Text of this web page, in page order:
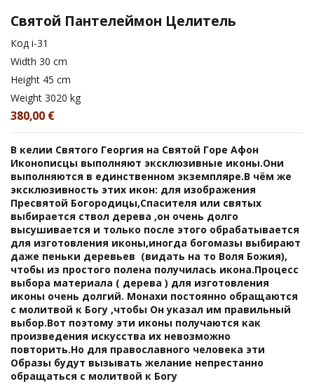
Святой Пантелеймон Целитель
Код i-31
Width 30 cm
Height 45 cm
Weight 3020 kg
380,00 €
В келии Святого Георгия на Святой Горе Афон
Иконописцы выполняют эксклюзивные иконы.Они
выполняются в единственном экземпляре.В чём же
эксклюзивность этих икон: для изображения
Пресвятой Богородицы,Спасителя или святых
выбирается ствол дерева ,он очень долго
высушивается и только после этого обрабатывается
для изготовления иконы,иногда богомазы выбирают
даже пеньки деревьев (видать на то Воля Божия),
чтобы из простого полена получилась икона.Процесс
выбора материала ( дерева ) для изготовления
иконы очень долгий. Монахи постоянно обращаются
с молитвой к Богу ,чтобы Он указал им правильный
выбор.Вот поэтому эти иконы получаются как
произведения искусства их невозможно
повторить.Но для православного человека эти
Образы будут вызывать желание непрестанно
обращаться с молитвой к Богу